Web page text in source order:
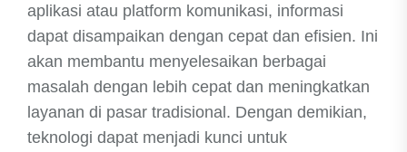
aplikasi atau platform komunikasi, informasi
dapat disampaikan dengan cepat dan efisien. Ini
akan membantu menyelesaikan berbagai
masalah dengan lebih cepat dan meningkatkan
layanan di pasar tradisional. Dengan demikian,
teknologi dapat menjadi kunci untuk